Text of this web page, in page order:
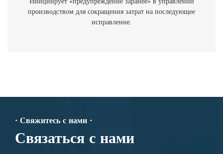
производством для сокращения затрат на последующее
исправление.
· Свяжитесь с нами ·
Связаться с нами